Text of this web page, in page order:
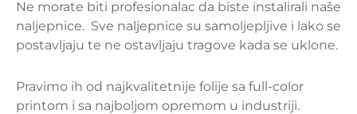
Ne morate biti profesionalac da biste instalirali naše
naljepnice. Sve naljepnice su samoljepljive i lako se
postavljaju te ne ostavljaju tragove kada se uklone.
Pravimo ih od najkvalitetnije folije sa full-color
printom i sa najboljom opremom u industriji.